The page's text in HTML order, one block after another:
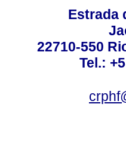
Estrada
22710-550
Tel.: